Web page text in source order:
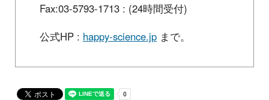
Fax:03-5793-1713 : (24時間受付)
公式HP : happy-science.jp まで。